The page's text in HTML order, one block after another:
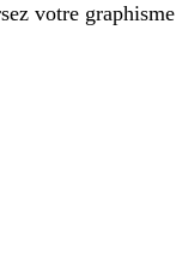
votre graphisme